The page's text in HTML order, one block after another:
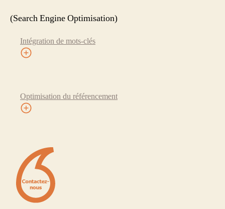
(Search Engine Optimisation)
Intégration de mots-clés
Optimisation du référencement